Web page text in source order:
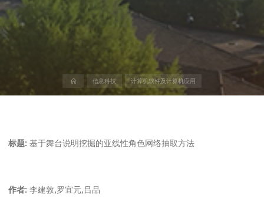
页
信息科技 计算机软件及计算机应用
标题: 基于舞台说明挖掘的亚线性角色网络抽取方法
作者: 李建敦,罗宜元,吕品